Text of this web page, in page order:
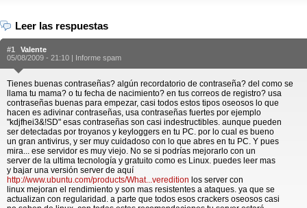
Leer las respuestas
#1
Valente
05/08/2009 - 21:10 | Informe spam
Tienes buenas contraseñas? algún recordatorio de contraseña? del como se
llama tu mama? o tu fecha de nacimiento? en tus correos de registro? usa
contraseñas buenas para empezar, casi todos estos tipos oseosos lo que
hacen es adivinar contraseñas, usa contraseñas fuertes por ejemplo
"kdjfhei3&!SD" esas contraseñas son casi indestructibles. aunque pueden
ser detectadas por troyanos y keyloggers en tu PC. por lo cual es bueno
un gran antivirus, y ser muy cuidadoso con lo que abres en tu PC. Y pues
mira... ese servidor es muy viejo. No se si podrías mejorarlo con un
server de la ultima tecnología y gratuito como es Linux. puedes leer mas
y bajar una versión server de aquí
http://www.ubuntu.com/products/What...veredition los server con
linux mejoran el rendimiento y son mas resistentes a ataques. ya que se
actualizan con regularidad. a parte que todos esos crackers oseosos casi